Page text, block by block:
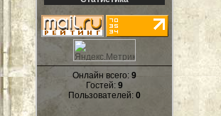
Онлайн всего: 9
Гостей: 9
Пользователей: 0